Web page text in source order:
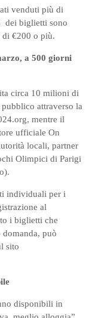
venduti più di
dei biglietti sono
di €200 o più.
a 500 giorni
circa 10 milioni di
attraverso la
mentre il
ufficiale On
locali, partner
Olimpici di Parigi
individuali per i
al
i biglietti che
domanda, può
sito
disponibili in